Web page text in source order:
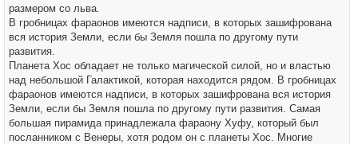
размером со льва.
В гробницах фараонов имеются надписи, в которых зашифрована
вся история Земли, если бы Земля пошла по другому пути
развития.
Планета Хос обладает не только магической силой, но и властью
над небольшой Галактикой, которая находится рядом. В гробницах
фараонов имеются надписи, в которых зашифрована вся история
Земли, если бы Земля пошла по другому пути развития. Самая
большая пирамида принадлежала фараону Хуфу, который был
посланником с Венеры, хотя родом он с планеты Хос. Многие